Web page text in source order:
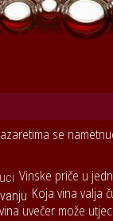
se
Vinske priče u
Koja vina valja
uvečer može